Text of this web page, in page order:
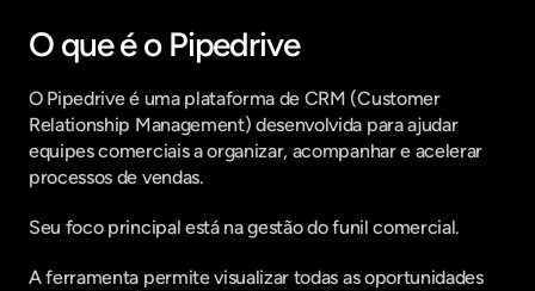
O que é o Pipedrive
O Pipedrive é uma plataforma de CRM (Customer
Relationship Management) desenvolvida para ajudar
equipes comerciais a organizar, acompanhar e acelerar
processos de vendas.
Seu foco principal está na gestão do funil comercial.
A ferramenta permite visualizar todas as oportunidades